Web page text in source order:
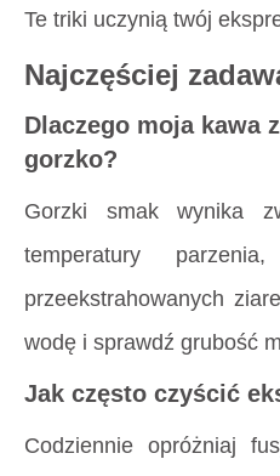
Te triki uczynią twój
Najczęściej
Dlaczego moja kawa
gorzko?
Gorzki smak wynika
temperatury
przeekstrahowanych
wodę i sprawdź grubość
Jak często czyścić
Codziennie opróżniaj